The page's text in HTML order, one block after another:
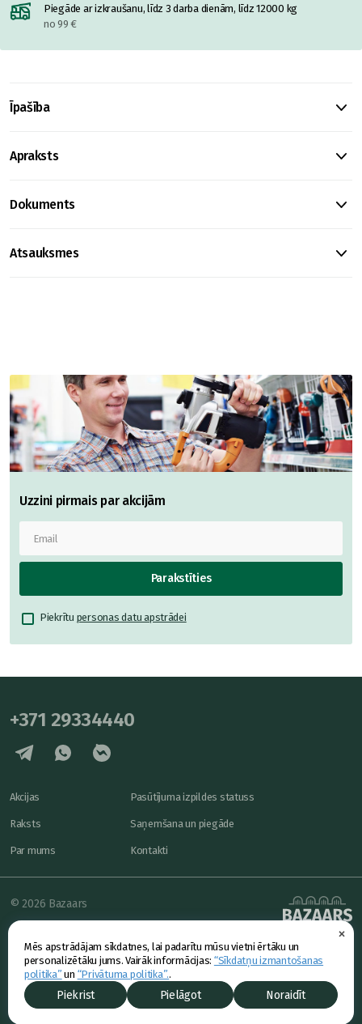
×
Mēs apstrādājam sīkdatnes, lai padarītu mūsu vietni ērtāku un
personalizētāku jums. Vairāk informācijas: “Sīkdatņu izmantošanas
politika” un “Privātuma politika”..
Piekrist Pielāgot Noraidīt
Piegāde ar izkraušanu, līdz 3 darba dienām, līdz 12000 kg
no 99 €
Īpašība
Apraksts
Dokuments
Atsauksmes
Uzzini pirmais par akcijām
Parakstīties
Piekrītu personas datu apstrādei
+371 29334440
Akcijas
Raksts
Par mums
Pasūtījuma izpildes statuss
Saņemšana un piegāde
Kontakti
powered by
© 2026 Bazaars
Konfidencialitāte
Piedāvājums